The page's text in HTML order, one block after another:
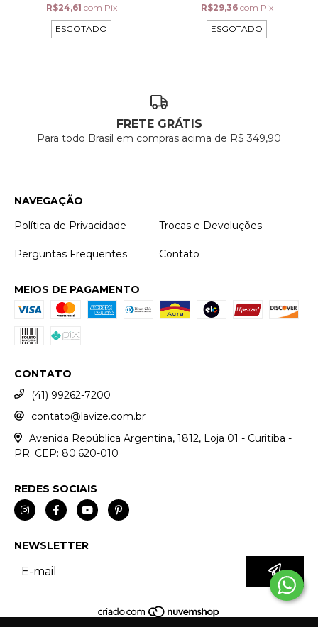
R$24,61 com Pix
ESGOTADO
R$29,36 com Pix
ESGOTADO
FRETE GRÁTIS
Para todo Brasil em compras acima de R$ 349,90
NAVEGAÇÃO
Política de Privacidade
Trocas e Devoluções
Perguntas Frequentes Contato
MEIOS DE PAGAMENTO
CONTATO
(41) 99262-7200
contato@lavize.com.br
Avenida República Argentina, 1812, Loja 01 - Curitiba -
PR. CEP: 80.620-010
REDES SOCIAIS
NEWSLETTER